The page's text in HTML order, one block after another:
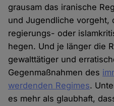
grausam das iranische
und Jugendliche vorgeht,
regierungs- oder
hegen. Und je länger die
gewalttätiger und
Gegenmaßnahmen des
werdenden Regimes.
es mehr als glaubhaft,